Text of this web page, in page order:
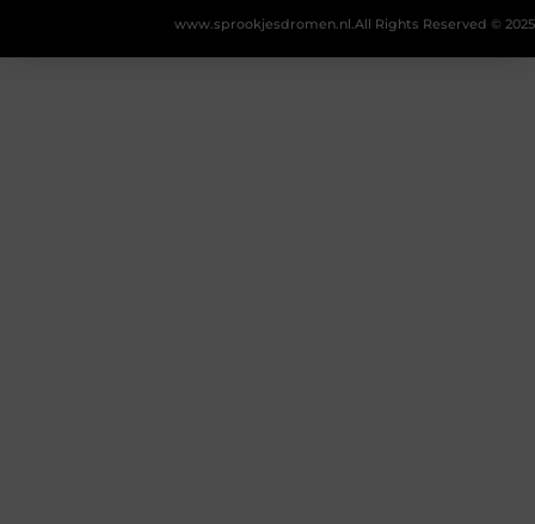
All Rights Reserved © 2025
www.sprookjesdromen.nl.